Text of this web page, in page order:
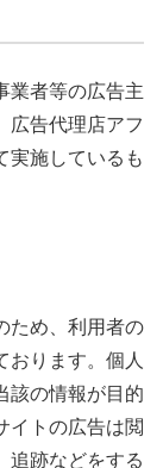
業者等の広告主
広告代理店アフ
実施しているも
ため、利用者の
おります。個人
該の情報が目的
イトの広告は閲
追跡などをする